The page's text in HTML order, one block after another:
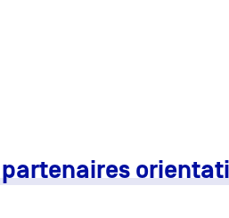
partenaires